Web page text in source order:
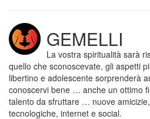
GEMELLI
La vostra spiritualità sarà
quello che sconoscevate, gli aspetti
libertino e adolescente sorprenderà
conoscervi bene … anche un ottimo
talento da sfruttare … nuove
tecnologiche, internet e social.